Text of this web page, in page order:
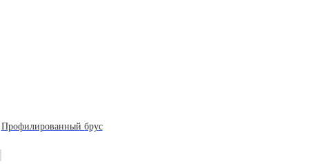
Профилированный брус